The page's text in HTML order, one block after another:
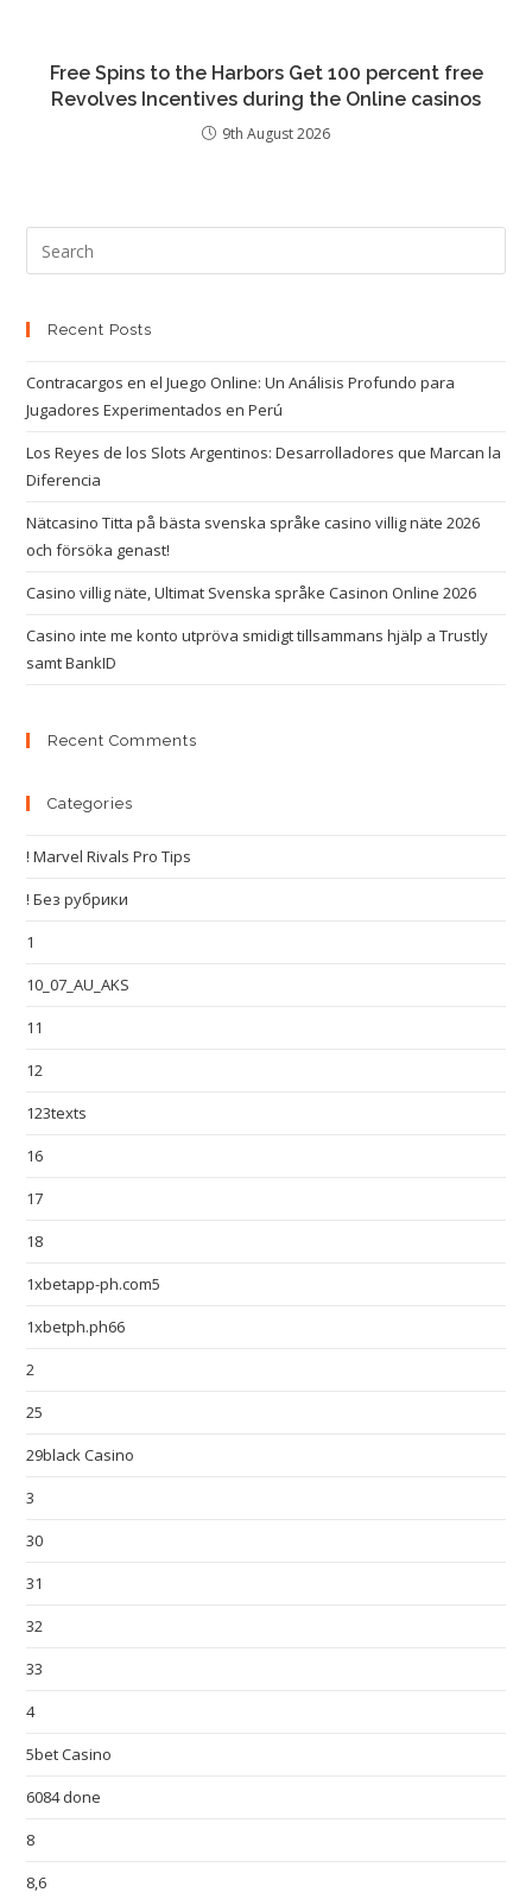
Free Spins to the Harbors Get 100 percent free
Revolves Incentives during the Online casinos
9th August 2026
Recent Posts
Contracargos en el Juego Online: Un Análisis Profundo para
Jugadores Experimentados en Perú
Los Reyes de los Slots Argentinos: Desarrolladores que Marcan la
Diferencia
Nätcasino Titta på bästa svenska språke casino villig näte 2026
och försöka genast!
Casino villig näte, Ultimat Svenska språke Casinon Online 2026
Casino inte me konto utpröva smidigt tillsammans hjälp a Trustly
samt BankID
Recent Comments
Categories
! Marvel Rivals Pro Tips
! Без рубрики
1
10_07_AU_AKS
11
12
123texts
16
17
18
1xbetapp-ph.com5
1xbetph.ph66
2
25
29black Casino
3
30
31
32
33
4
5bet Casino
6084 done
8
8,6